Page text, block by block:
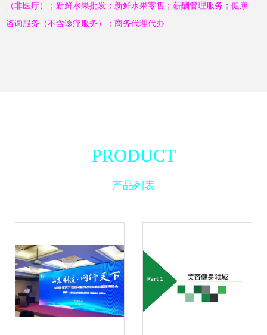
（非医疗）；新鲜水果批发；新鲜水果零售；薪酬管理服务；健康
咨询服务（不含诊疗服务）；商务代理代办
PRODUCT
产品列表